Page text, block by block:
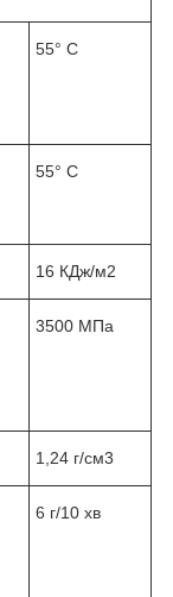
55° C
55° C
16 КДж/м2
3500 МПа
1,24 г/см3
6 г/10 хв